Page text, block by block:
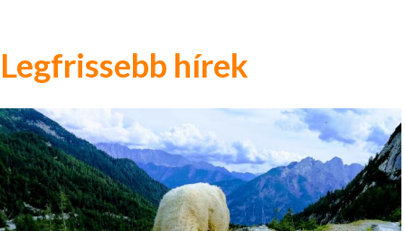
Legfrissebb hírek